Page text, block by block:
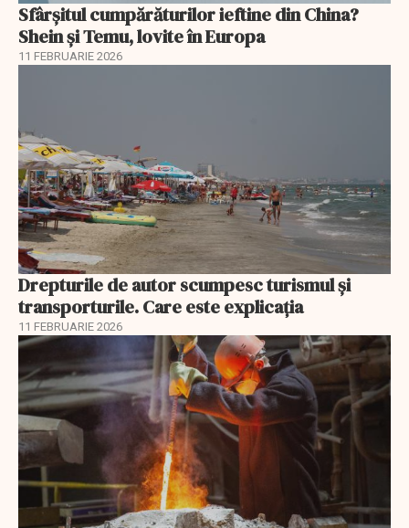
Sfârșitul cumpărăturilor ieftine din China?
Shein și Temu, lovite în Europa
11 FEBRUARIE 2026
Drepturile de autor scumpesc turismul și
transporturile. Care este explicația
11 FEBRUARIE 2026